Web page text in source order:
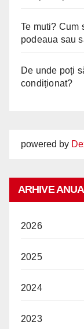
Te muti? Cum
podeaua sau
De unde poți
condiționat?
powered by
ARHIVE
2026
2025
2024
2023